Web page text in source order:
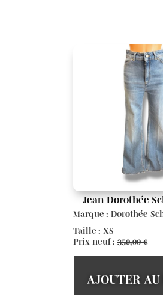
Jean Dorothée
Marque : Dorothée
Taille : XS
Prix neuf : 350,00€
AJOUTER AU